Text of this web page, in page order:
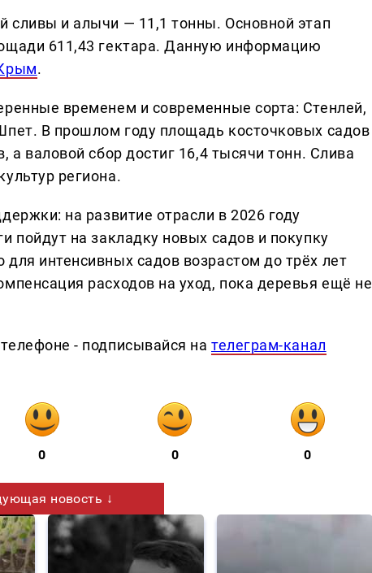
сливы и алычи — 11,1 тонны. Основной этап
611,43 гектара. Данную информацию
.
временем и современные сорта: Стенлей,
В прошлом году площадь косточковых садов
валовой сбор достиг 16,4 тысячи тонн. Слива
региона.
на развитие отрасли в 2026 году
пойдут на закладку новых садов и покупку
интенсивных садов возрастом до трёх лет
расходов на уход, пока деревья ещё не
- подписывайся нателеграм-канал
0 0 0
новость ↓